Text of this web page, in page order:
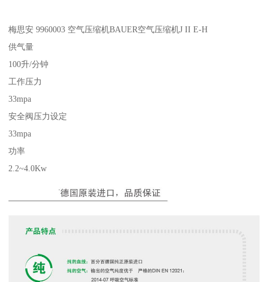
梅思安 9960003 空气压缩机BAUER空气压缩机J II E-H
供气量
100升/分钟
工作压力
33mpa
安全阀压力设定
33mpa
功率
2.2~4.0Kw